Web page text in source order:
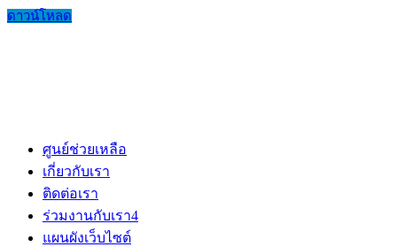
ดาวน์โหลด
ศูนย์ช่วยเหลือ
เกี่ยวกับเรา
ติดต่อเรา
ร่วมงานกับเรา4
แผนผังเว็บไซต์